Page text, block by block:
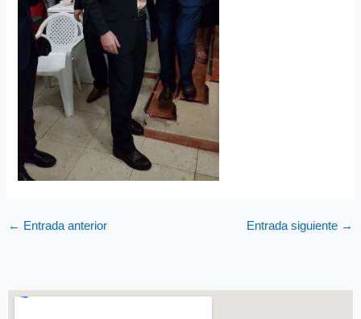
← Entrada anterior Entrada siguiente →